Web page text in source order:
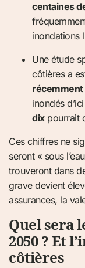
centaines
inondations
Une étude
côtières a
inondés
dixpourrait
Ces chiffres ne
seront « sous
trouveront dans
grave devient
assurances, la
Quel sera
2050 ? Et
côtières